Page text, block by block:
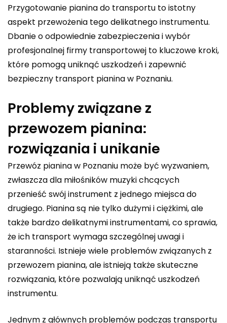
Przygotowanie pianina do transportu to istotny
aspekt przewożenia tego delikatnego instrumentu.
Dbanie o odpowiednie zabezpieczenia i wybór
profesjonalnej firmy transportowej to kluczowe kroki,
które pomogą uniknąć uszkodzeń i zapewnić
bezpieczny transport pianina w Poznaniu.
Problemy związane z
przewozem pianina:
rozwiązania i unikanie
Przewóz pianina w Poznaniu może być wyzwaniem,
zwłaszcza dla miłośników muzyki chcących
przenieść swój instrument z jednego miejsca do
drugiego. Pianina są nie tylko dużymi i ciężkimi, ale
także bardzo delikatnymi instrumentami, co sprawia,
że ich transport wymaga szczególnej uwagi i
staranności. Istnieje wiele problemów związanych z
przewozem pianina, ale istnieją także skuteczne
rozwiązania, które pozwalają uniknąć uszkodzeń
instrumentu.
Jednym z głównych problemów podczas transportu